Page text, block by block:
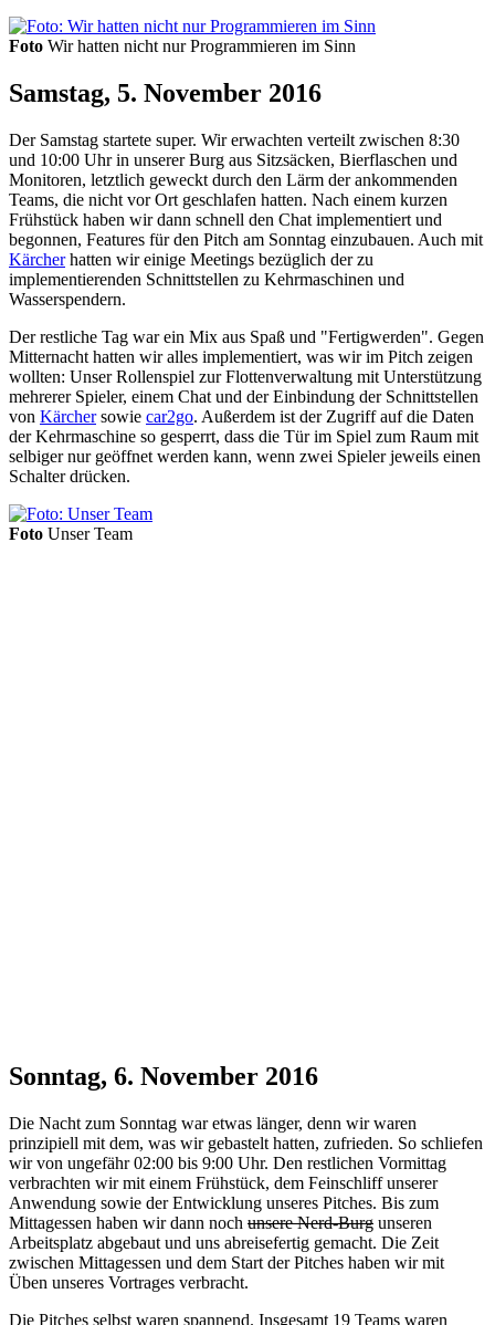
Foto Wir hatten nicht nur Programmieren im Sinn
Samstag, 5. November 2016
Der Samstag startete super. Wir erwachten verteilt zwischen 8:30
und 10:00 Uhr in unserer Burg aus Sitzsäcken, Bierflaschen und
Monitoren, letztlich geweckt durch den Lärm der ankommenden
Teams, die nicht vor Ort geschlafen hatten. Nach einem kurzen
Frühstück haben wir dann schnell den Chat implementiert und
begonnen, Features für den Pitch am Sonntag einzubauen. Auch mit
Kärcherhatten wir einige Meetings bezüglich der zu
implementierenden Schnittstellen zu Kehrmaschinen und
Wasserspendern.
Der restliche Tag war ein Mix aus Spaß und "Fertigwerden". Gegen
Mitternacht hatten wir alles implementiert, was wir im Pitch zeigen
wollten: Unser Rollenspiel zur Flottenverwaltung mit Unterstützung
mehrerer Spieler, einem Chat und der Einbindung der Schnittstellen
von Kärchersowie car2go. Außerdem ist der Zugriff auf die Daten
der Kehrmaschine so gesperrt, dass die Tür im Spiel zum Raum mit
selbiger nur geöffnet werden kann, wenn zwei Spieler jeweils einen
Schalter drücken.
Foto Unser Team
Sonntag, 6. November 2016
Die Nacht zum Sonntag war etwas länger, denn wir waren
prinzipiell mit dem, was wir gebastelt hatten, zufrieden. So schliefen
wir von ungefähr 02:00 bis 9:00 Uhr. Den restlichen Vormittag
verbrachten wir mit einem Frühstück, dem Feinschliff unserer
Anwendung sowie der Entwicklung unseres Pitches. Bis zum
Mittagessen haben wir dann noch unsere Nerd-Burg unseren
Arbeitsplatz abgebaut und uns abreisefertig gemacht. Die Zeit
zwischen Mittagessen und dem Start der Pitches haben wir mit
Üben unseres Vortrages verbracht.
Die Pitches selbst waren spannend. Insgesamt 19 Teams waren